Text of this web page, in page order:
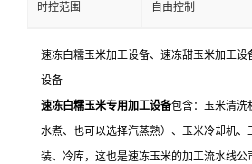
时控范围 自由控制
速冻白糯玉米加工设备、速冻甜玉米加工
设备
速冻白糯玉米专用加工设备包含：玉米清洗
水煮、也可以选择汽蒸熟）、玉米冷却机
装、冷库，这也是速冻玉米的加工流水线公